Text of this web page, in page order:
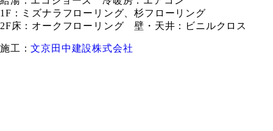
1F：ミズナラフローリング、杉フローリング
2F床：オークフローリング 壁・天井：ビニルクロス
施工：文京田中建設株式会社